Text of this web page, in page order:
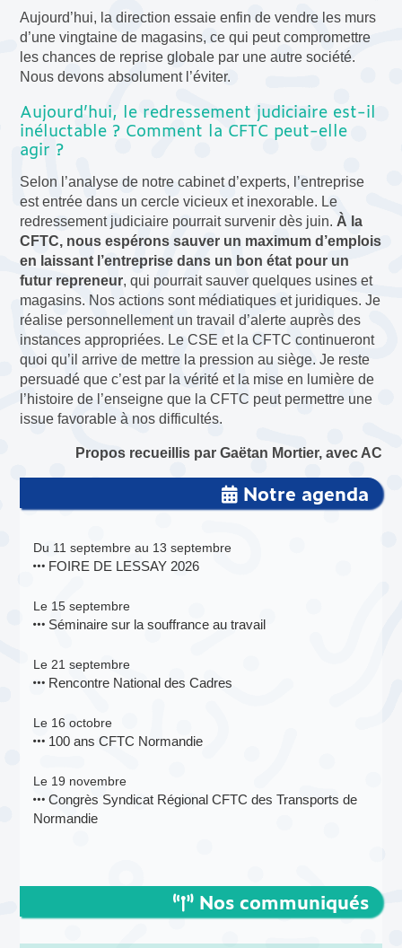
Aujourd’hui, la direction essaie enfin de vendre les murs
d’une vingtaine de magasins, ce qui peut compromettre
les chances de reprise globale par une autre société.
Nous devons absolument l’éviter.
Aujourd’hui, le redressement judiciaire est-il
inéluctable ? Comment la CFTC peut-elle
agir ?
Selon l’analyse de notre cabinet d’experts, l’entreprise
est entrée dans un cercle vicieux et inexorable. Le
redressement judiciaire pourrait survenir dès juin. À la
CFTC, nous espérons sauver un maximum d’emplois
en laissant l’entreprise dans un bon état pour un
futur repreneur, qui pourrait sauver quelques usines et
magasins. Nos actions sont médiatiques et juridiques. Je
réalise personnellement un travail d’alerte auprès des
instances appropriées. Le CSE et la CFTC continueront
quoi qu’il arrive de mettre la pression au siège. Je reste
persuadé que c’est par la vérité et la mise en lumière de
l’histoire de l’enseigne que la CFTC peut permettre une
issue favorable à nos difficultés.
Propos recueillis par Gaëtan Mortier, avec AC
Notre agenda
Du 11 septembre au 13 septembre
FOIRE DE LESSAY 2026
Le 15 septembre
Séminaire sur la souffrance au travail
Le 21 septembre
Rencontre National des Cadres
Le 16 octobre
100 ans CFTC Normandie
Le 19 novembre
Congrès Syndicat Régional CFTC des Transports de
Normandie
Nos communiqués